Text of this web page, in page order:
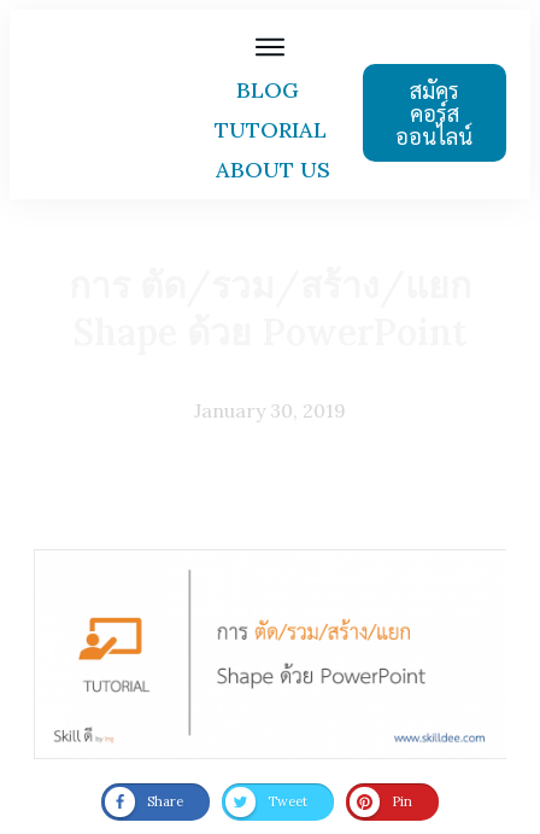
BLOG
TUTORIAL
ABOUT US
สมัคร
คอร์ส
ออนไลน์
January 30, 2019
Share Tweet Pin